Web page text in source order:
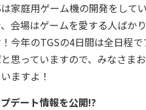
家庭用ゲーム機の開発をして
会場はゲームを愛する人ばか
今年のTGSの4日間は全日程
思っていますので、みなさま
ますよ！
デート情報を公開!?